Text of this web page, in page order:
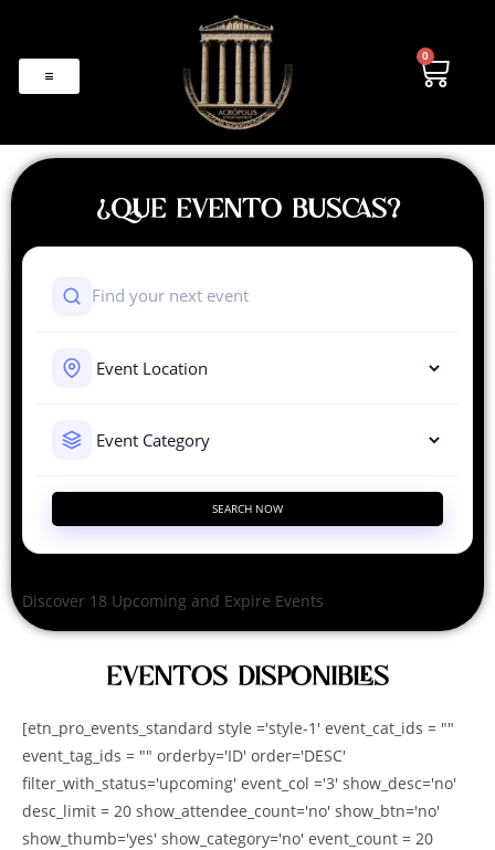
0
¿QUE EVENTO BUSCAS?
SEARCH NOW
Discover 18 Upcoming and Expire Events
EVENTOS DISPONIBLES
[etn_pro_events_standard style ='style-1' event_cat_ids = ""
event_tag_ids = "" orderby='ID' order='DESC'
filter_with_status='upcoming' event_col ='3' show_desc='no'
desc_limit = 20 show_attendee_count='no' show_btn='no'
show_thumb='yes' show_category='no' event_count = 20